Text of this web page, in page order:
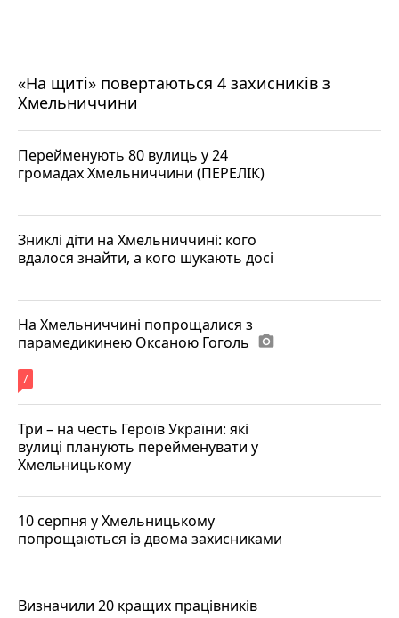
«На щиті» повертаються 4 захисників з
Хмельниччини
Перейменують 80 вулиць у 24
громадах Хмельниччини (ПЕРЕЛІК)
Зниклі діти на Хмельниччині: кого
вдалося знайти, а кого шукають досі
На Хмельниччині попрощалися з
парамедикинею Оксаною Гоголь photo_camera
7
Три – на честь Героїв України: які
вулиці планують перейменувати у
Хмельницькому
10 серпня у Хмельницькому
попрощаються із двома захисниками
Визначили 20 кращих працівників